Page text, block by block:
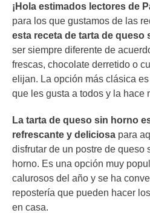
¡Hola estimados lectores de
para los que gustamos de las
esta receta de tarta de queso
ser siempre diferente de
frescas, chocolate derretido o
elijan. La opción más clásica
que les gusta a todos y la hace
La tarta de queso sin horno
refrescante y deliciosa para
disfrutar de un postre de queso
horno. Es una opción muy
calurosos del año y se ha
repostería que pueden hacer
en casa.